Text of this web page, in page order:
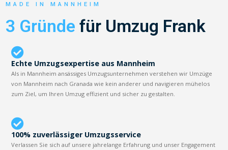
MADE IN MANNHEIM
3 Gründe für Umzug Frank
Echte Umzugsexpertise aus Mannheim
Als in Mannheim ansässiges Umzugsunternehmen verstehen wir Umzüge
von Mannheim nach Granada wie kein anderer und navigieren mühelos
zum Ziel, um Ihren Umzug effizient und sicher zu gestalten.
100% zuverlässiger Umzugsservice
Verlassen Sie sich auf unsere jahrelange Erfahrung und unser Engagement